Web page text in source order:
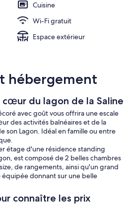
Cuisine
Wi-Fi gratuit
Espace extérieur
hébergement
du lagon de la Saline
avec goût vous offrira une escale
des activités balnéaires et de la
son Lagon. Idéal en famille ou entre
étage d'une résidence standing
est composé de 2 belles chambres
de rangements, ainsi qu'un grand
donnant sur une belle
connaître les prix